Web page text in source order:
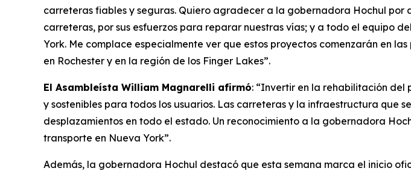
carreteras fiables y seguras. Quiero agradecer a la gobernadora Hochul
carreteras, por sus esfuerzos para reparar nuestras vías; y a todo el equipo
York. Me complace especialmente ver que estos proyectos comenzarán en
en Rochester y en la región de los Finger Lakes”.
El Asambleísta William Magnarelli afirmó: “Invertir en la rehabilitación del
y sostenibles para todos los usuarios. Las carreteras y la infraestructura que
desplazamientos en todo el estado. Un reconocimiento a la gobernadora
transporte en Nueva York”.
Además, la gobernadora Hochul destacó que esta semana marca el inicio